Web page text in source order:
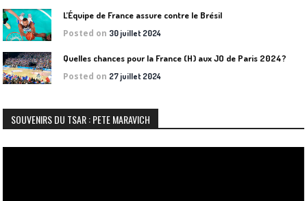
L’Équipe de France assure contre le Brésil
Posted on 30 juillet 2024
Quelles chances pour la France (H) aux JO de Paris 2024?
Posted on 27 juillet 2024
SOUVENIRS DU TSAR : PETE MARAVICH